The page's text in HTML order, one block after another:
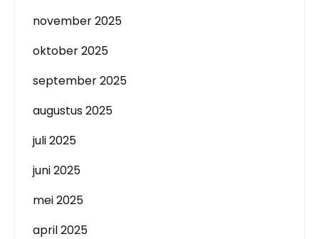
november 2025
oktober 2025
september 2025
augustus 2025
juli 2025
juni 2025
mei 2025
april 2025